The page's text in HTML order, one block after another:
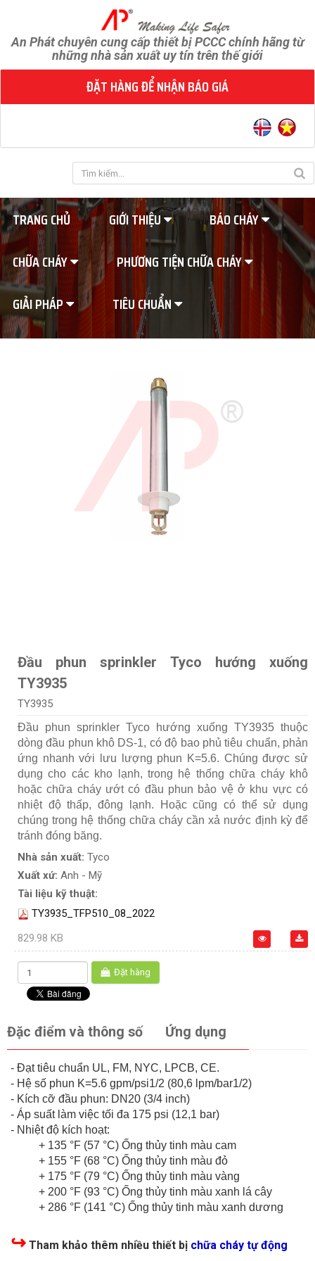
An Phát chuyên cung cấp thiết bị PCCC chính hãng từ
những nhà sản xuất uy tín trên thế giới
ĐẶT HÀNG ĐỂ NHẬN BÁO GIÁ
TRANG CHỦ GIỚI THIỆU
BÁO CHÁY
CHỮA CHÁY
PHƯƠNG TIỆN CHỮA CHÁY
GIẢI PHÁP
TIÊU CHUẨN
Đầu phun sprinkler Tyco hướng xuống
TY3935
TY3935
Đầu phun sprinkler Tyco hướng xuống TY3935 thuộc
dòng đầu phun khô DS-1, có độ bao phủ tiêu chuẩn, phản
ứng nhanh với lưu lượng phun K=5.6. Chúng được sử
dụng cho các kho lạnh, trong hệ thống chữa cháy khô
hoặc chữa cháy ướt có đầu phun bảo vệ ở khu vực có
nhiệt độ thấp, đông lạnh. Hoặc cũng có thể sử dụng
chúng trong hệ thống chữa cháy cần xả nước định kỳ để
tránh đóng băng.
Nhà sản xuất: Tyco
Xuất xứ: Anh - Mỹ
Tài liệu kỹ thuật:
TY3935_TFP510_08_2022
829.98 KB
Đặt hàng
Đặc điểm và thông số Ứng dụng
- Đạt tiêu chuẩn UL, FM, NYC, LPCB, CE.
- Hệ số phun K=5.6 gpm/psi1/2 (80,6 lpm/bar1/2)
- Kích cỡ đầu phun: DN20 (3/4 inch)
- Áp suất làm việc tối đa 175 psi (12,1 bar)
- Nhiệt độ kích hoạt:
+ 135 °F (57 °C) Ống thủy tinh màu cam
+ 155 °F (68 °C) Ống thủy tinh màu đỏ
+ 175 °F (79 °C) Ống thủy tinh màu vàng
+ 200 °F (93 °C) Ống thủy tinh màu xanh lá cây
+ 286 °F (141 °C) Ống thủy tinh màu xanh dương
↪ Tham khảo thêm nhiều thiết bị chữa cháy tự động